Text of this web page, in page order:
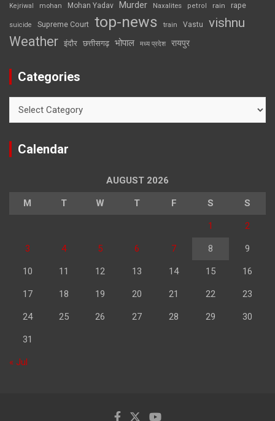
Kejriwal mohan Mohan Yadav Murder Naxalites petrol rain rape
suicide Supreme Court top-news train Vastu vishnu
Weather इंदौर छत्तीसगढ़ भोपाल मध्य प्रदेश रायपुर
Categories
Calendar
AUGUST 2026
M T W T F S S
1 2
3 4 5 6 7 8 9
10 11 12 13 14 15 16
17 18 19 20 21 22 23
24 25 26 27 28 29 30
31
« Jul